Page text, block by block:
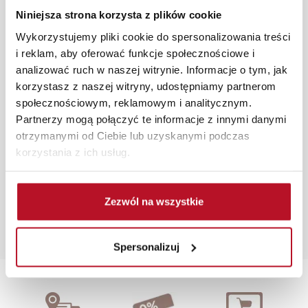
Niniejsza strona korzysta z plików cookie
Wykorzystujemy pliki cookie do spersonalizowania treści
i reklam, aby oferować funkcje społecznościowe i
analizować ruch w naszej witrynie. Informacje o tym, jak
korzystasz z naszej witryny, udostępniamy partnerom
społecznościowym, reklamowym i analitycznym.
Partnerzy mogą połączyć te informacje z innymi danymi
otrzymanymi od Ciebie lub uzyskanymi podczas
korzystania z ich usług.
Zezwól na wszystkie
Spersonalizuj
złożone w sklepie stacjonarnym dostarczymy do 3 dni
roboczych na terenie całej Polski. W przypadku
zamówień internetowych czas dostawy wynosi do 5 dni
roboczych, również na terenie całego kraju. Wszystkie
zamówienia powyżej 1000 zł dostarczamy gratis
niezależnie od miejsca złożenia zamówienia.
Zdjęcia produktów mają charakter poglądowy.
Rzeczywiste kolory i struktura materiałów mogą różnić
się od widocznych na ekranie, zależnie od ustawień
Popularne wyszukiwania:
sklep meblowy piła|witryna podświetlana|szafka na
kuchenna z szufladami